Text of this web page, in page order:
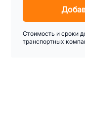
Стоимость и сроки
транспортных